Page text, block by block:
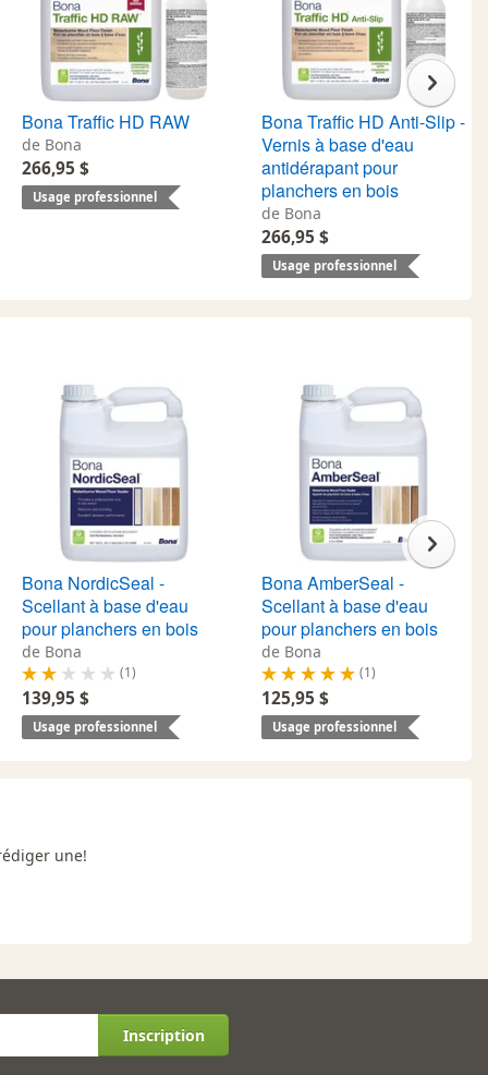
Bona Traffic HD RAW
de Bona
266,95 $
Usage professionnel
Bona Traffic HD Anti-Slip -
Vernis à base d'eau
antidérapant pour
planchers en bois
de Bona
266,95 $
Usage professionnel
Bona NordicSeal -
Scellant à base d'eau
pour planchers en bois
de Bona
(1)
139,95 $
Usage professionnel
Bona AmberSeal -
Scellant à base d'eau
pour planchers en bois
de Bona
(1)
125,95 $
Usage professionnel
une!
Inscription